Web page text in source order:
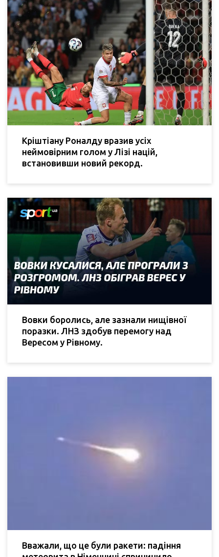
Кріштіану Роналду вразив усіх
неймовірним голом у Лізі націй,
встановивши новий рекорд.
Вовки боролись, але зазнали нищівної
поразки. ЛНЗ здобув перемогу над
Вересом у Рівному.
Вважали, що це були ракети: падіння